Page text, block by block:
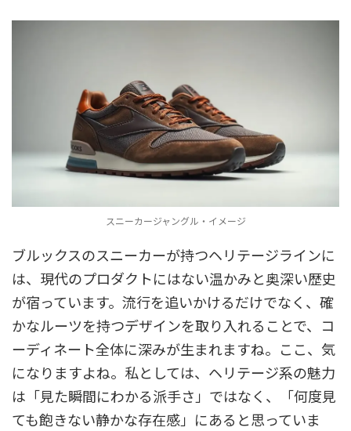
スニーカージャングル・イメージ
ブルックスのスニーカーが持つヘリテージラインに
は、現代のプロダクトにはない温かみと奥深い歴史
が宿っています。流行を追いかけるだけでなく、確
かなルーツを持つデザインを取り入れることで、コ
ーディネート全体に深みが生まれますね。ここ、気
になりますよね。私としては、ヘリテージ系の魅力
は「見た瞬間にわかる派手さ」ではなく、「何度見
ても飽きない静かな存在感」にあると思っていま